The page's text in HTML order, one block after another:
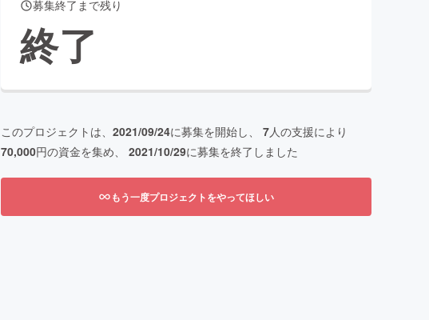
募集終了まで残り
終了
このプロジェクトは、 2021/09/24に募集を開始し、 7人の支援により
70,000円の資金を集め、 2021/10/29に募集を終了しました
もう一度プロジェクトをやってほしい